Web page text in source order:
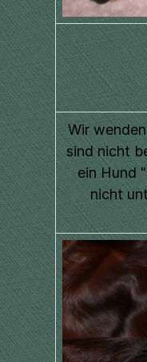
Wir
sind nicht
ein Hund
nicht